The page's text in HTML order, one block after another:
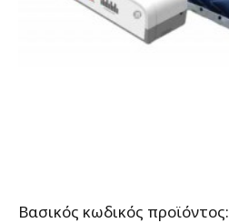
Βασικός κωδικός προϊόντος: